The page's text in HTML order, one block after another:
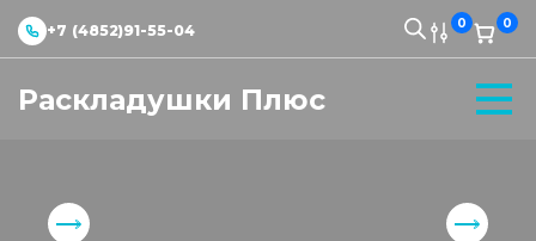
+7 (4852)91-55-04 0 0
Раскладушки Плюс